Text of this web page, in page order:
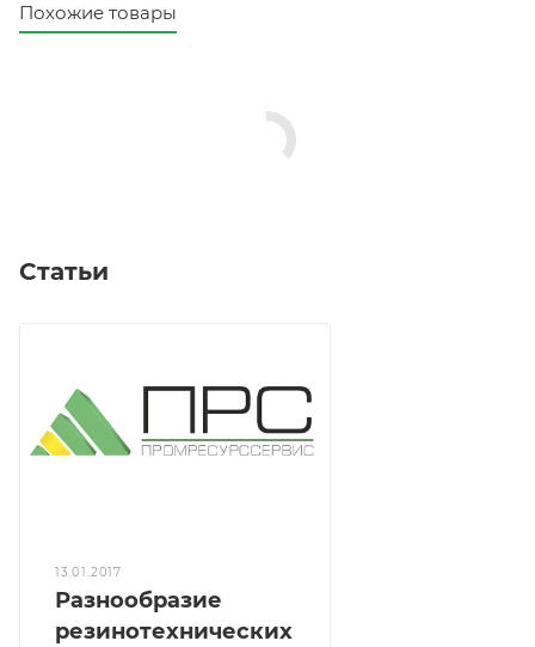
Похожие товары
Статьи
13.01.2017
Разнообразие
резинотехнических